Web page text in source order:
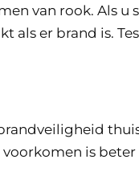
van rook. Als
er brand is.
is beter